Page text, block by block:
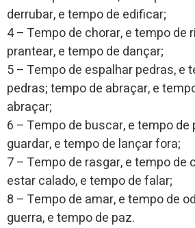
derrubar, e tempo de edificar;
4 – Tempo de chorar, e tempo de
prantear, e tempo de dançar;
5 – Tempo de espalhar pedras, e
pedras; tempo de abraçar, e
abraçar;
6 – Tempo de buscar, e tempo de
guardar, e tempo de lançar fora;
7 – Tempo de rasgar, e tempo de
estar calado, e tempo de falar;
8 – Tempo de amar, e tempo de
guerra, e tempo de paz.